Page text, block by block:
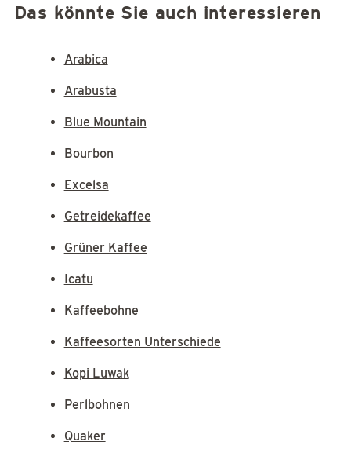
Das könnte Sie auch interessieren
Arabica
Arabusta
Blue Mountain
Bourbon
Excelsa
Getreidekaffee
Grüner Kaffee
Icatu
Kaffeebohne
Kaffeesorten Unterschiede
Kopi Luwak
Perlbohnen
Quaker